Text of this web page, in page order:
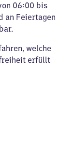
06:00 bis
an Feiertagen
welche
erfüllt